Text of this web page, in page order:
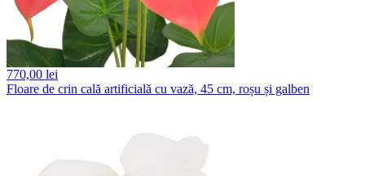
770,00 lei
Floare de crin cală artificială cu vază, 45 cm, roșu și galben